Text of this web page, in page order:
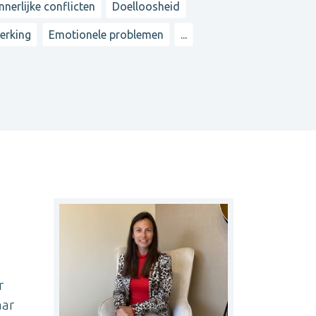
conflicten Doelloosheid
Emotionele problemen ...